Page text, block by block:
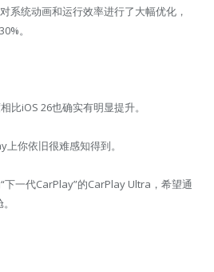
系统动画和运行效率进行了大幅优化，
。
比iOS 26也确实有明显提升。
你依旧很难感知得到。
下一代CarPlay”的CarPlay Ultra，希望通